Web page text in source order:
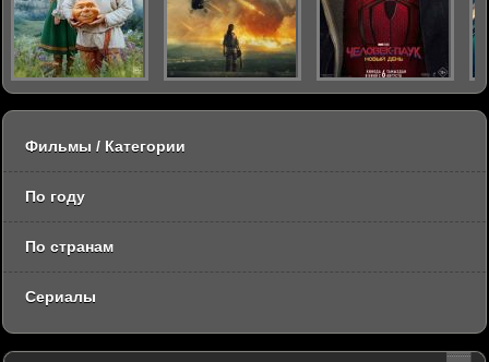
Фильмы / Категории
По году
По странам
Сериалы